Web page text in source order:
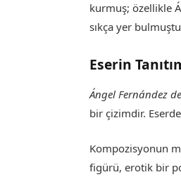
kurmuş; özellikle
sıkça yer
Eserin
Ángel Fernández
bir çizimdir.
Kompozisyonun
figürü, erotik bir